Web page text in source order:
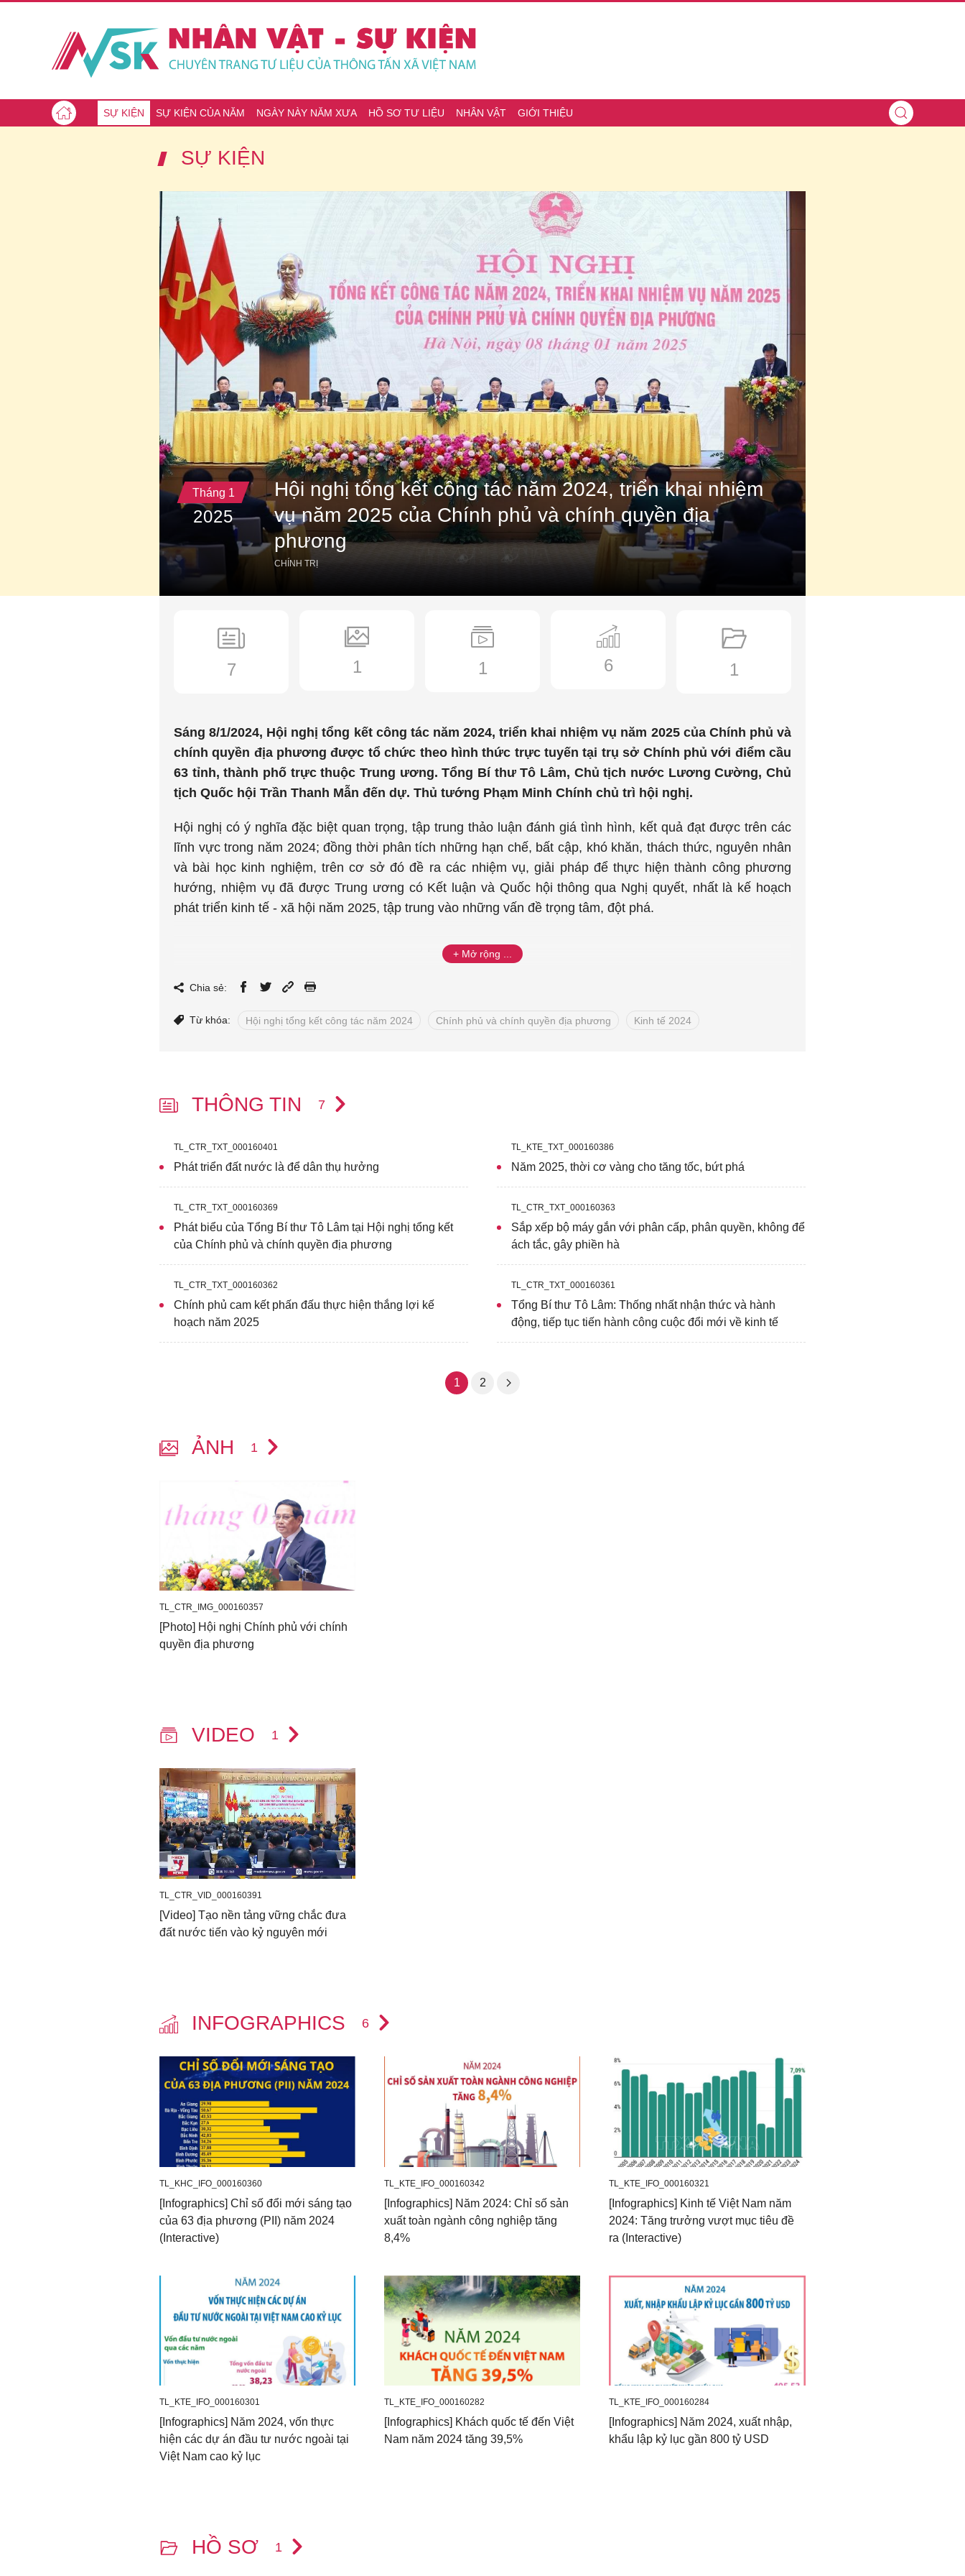
SỰ KIỆN SỰ KIỆN CỦA NĂM NGÀY NÀY NĂM XƯA HỒ SƠ TƯ LIỆU NHÂN VẬT GIỚI THIỆU
SỰ KIỆN
Tháng 1
2025
Hội nghị tổng kết công tác năm 2024, triển khai nhiệm
vụ năm 2025 của Chính phủ và chính quyền địa
phương
CHÍNH TRỊ
7 1 1 6 1
Sáng 8/1/2024, Hội nghị tổng kết công tác năm 2024, triển khai nhiệm vụ năm 2025 của Chính phủ và
chính quyền địa phương được tổ chức theo hình thức trực tuyến tại trụ sở Chính phủ với điểm cầu
63 tỉnh, thành phố trực thuộc Trung ương. Tổng Bí thư Tô Lâm, Chủ tịch nước Lương Cường, Chủ
tịch Quốc hội Trần Thanh Mẫn đến dự. Thủ tướng Phạm Minh Chính chủ trì hội nghị.
Hội nghị có ý nghĩa đặc biệt quan trọng, tập trung thảo luận đánh giá tình hình, kết quả đạt được trên các
lĩnh vực trong năm 2024; đồng thời phân tích những hạn chế, bất cập, khó khăn, thách thức, nguyên nhân
và bài học kinh nghiệm, trên cơ sở đó đề ra các nhiệm vụ, giải pháp để thực hiện thành công phương
hướng, nhiệm vụ đã được Trung ương có Kết luận và Quốc hội thông qua Nghị quyết, nhất là kế hoạch
phát triển kinh tế - xã hội năm 2025, tập trung vào những vấn đề trọng tâm, đột phá.
Chia sẻ:
Từ khóa: Hội nghị tổng kết công tác năm 2024 Chính phủ và chính quyền địa phương Kinh tế 2024
THÔNG TIN 7
TL_CTR_TXT_000160401
Phát triển đất nước là để dân thụ hưởng
TL_KTE_TXT_000160386
Năm 2025, thời cơ vàng cho tăng tốc, bứt phá
TL_CTR_TXT_000160369
Phát biểu của Tổng Bí thư Tô Lâm tại Hội nghị tổng kết
của Chính phủ và chính quyền địa phương
TL_CTR_TXT_000160363
Sắp xếp bộ máy gắn với phân cấp, phân quyền, không để
ách tắc, gây phiền hà
TL_CTR_TXT_000160362
Chính phủ cam kết phấn đấu thực hiện thắng lợi kế
hoạch năm 2025
TL_CTR_TXT_000160361
Tổng Bí thư Tô Lâm: Thống nhất nhận thức và hành
động, tiếp tục tiến hành công cuộc đổi mới về kinh tế
1 2
ẢNH 1
TL_CTR_IMG_000160357
[Photo] Hội nghị Chính phủ với chính
quyền địa phương
VIDEO 1
TL_CTR_VID_000160391
[Video] Tạo nền tảng vững chắc đưa
đất nước tiến vào kỷ nguyên mới
INFOGRAPHICS 6
TL_KHC_IFO_000160360
[Infographics] Chỉ số đổi mới sáng tạo
của 63 địa phương (PII) năm 2024
(Interactive)
TL_KTE_IFO_000160342
[Infographics] Năm 2024: Chỉ số sản
xuất toàn ngành công nghiệp tăng
8,4%
TL_KTE_IFO_000160321
[Infographics] Kinh tế Việt Nam năm
2024: Tăng trưởng vượt mục tiêu đề
ra (Interactive)
TL_KTE_IFO_000160301
[Infographics] Năm 2024, vốn thực
hiện các dự án đầu tư nước ngoài tại
Việt Nam cao kỷ lục
TL_KTE_IFO_000160282
[Infographics] Khách quốc tế đến Việt
Nam năm 2024 tăng 39,5%
TL_KTE_IFO_000160284
[Infographics] Năm 2024, xuất nhập,
khẩu lập kỷ lục gần 800 tỷ USD
HỒ SƠ 1